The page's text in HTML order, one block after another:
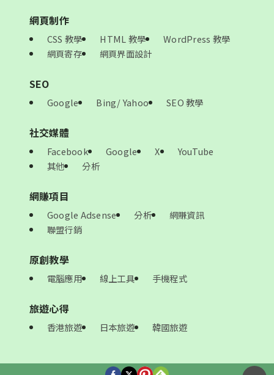
網頁制作
CSS 教學 HTML 教學
WordPress 教學
網頁寄存
網頁界面設計
SEO
Google Bing/ Yahoo SEO 教學
社交媒體
Facebook Google X
YouTube
其他
分析
網賺項目
Google Adsense 分析
網賺資訊
聯盟行銷
原創教學
電腦應用 線上工具 手機程式
旅遊心得
香港旅遊 日本旅遊 韓國旅遊